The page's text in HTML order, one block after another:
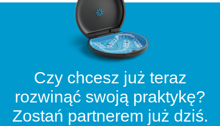
Czy chcesz już teraz
rozwinąć swoją praktykę?
Zostań partnerem już dziś.